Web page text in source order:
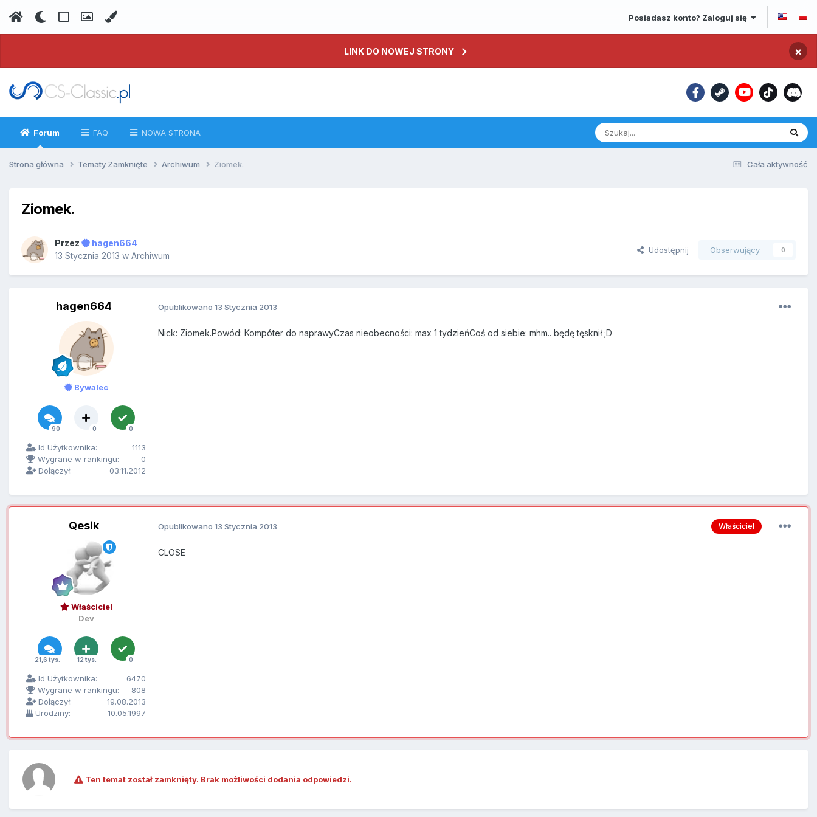
Posiadasz konto? Zaloguj się
LINK DO NOWEJ STRONY ×
Forum FAQ NOWA STRONA
Cała aktywność
Strona główna Tematy Zamknięte Archiwum Ziomek.
Ziomek.
Przez
hagen664
13 Stycznia 2013 w Archiwum
Udostępnij Obserwujący 0
hagen664
Bywalec
90 0 0
Id Użytkownika:
1113
Wygrane w rankingu:
0
Dołączył:
03.11.2012
Opublikowano 13 Stycznia 2013
Nick: Ziomek.Powód: Kompóter do naprawyCzas nieobecności: max 1 tydzieńCoś od siebie: mhm.. będę tęsknił ;D
Qesik
Właściciel
Dev
21,6 tys. 12 tys. 0
Id Użytkownika:
6470
Wygrane w rankingu:
808
Dołączył:
19.08.2013
Urodziny:
10.05.1997
Właściciel
Opublikowano 13 Stycznia 2013
CLOSE
Ten temat został zamknięty. Brak możliwości dodania odpowiedzi.